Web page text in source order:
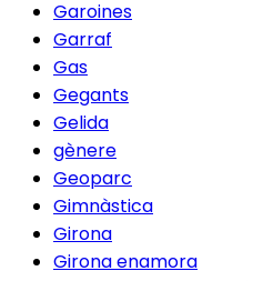
Garoines
Garraf
Gas
Gegants
Gelida
gènere
Geoparc
Gimnàstica
Girona
Girona enamora